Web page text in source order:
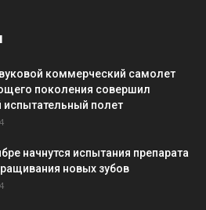
коммерческий самолет
поколения совершил
испытательный полет
начнутся испытания препарата
новых зубов